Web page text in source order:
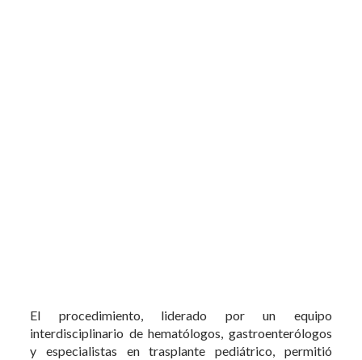
El procedimiento, liderado por un equipo
interdisciplinario de hematólogos, gastroenterólogos
y especialistas en trasplante pediátrico, permitió